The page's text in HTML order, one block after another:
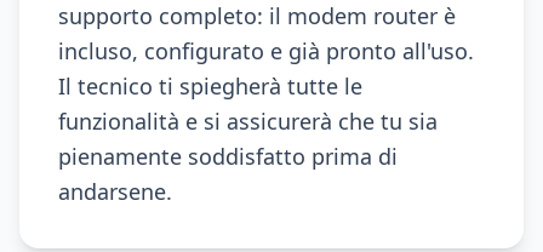
supporto completo: il modem router è
incluso, configurato e già pronto all'uso.
Il tecnico ti spiegherà tutte le
funzionalità e si assicurerà che tu sia
pienamente soddisfatto prima di
andarsene.